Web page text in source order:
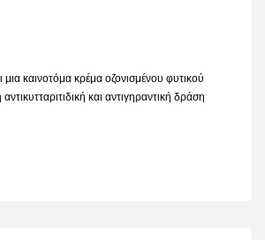
καινοτόμα κρέμα οζονισμένου φυτικού
και αντιγηραντική δράση